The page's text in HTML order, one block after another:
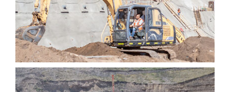
Entibación de taludes